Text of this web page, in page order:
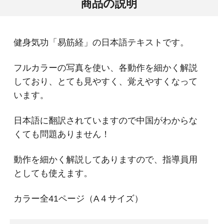
商品の説明
健身気功「易筋経」の日本語テキストです。
フルカラーの写真を使い、各動作を細かく解説
しており、とても見やすく、覚えやすくなって
います。
日本語に翻訳されていますので中国がわからな
くても問題ありません！
動作を細かく解説してありますので、指導員用
としても使えます。
カラー全41ページ（A４サイズ）